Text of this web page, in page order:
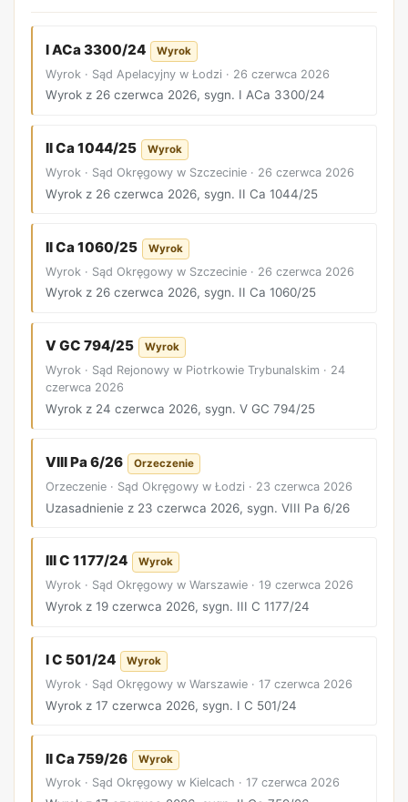
I ACa 3300/24 Wyrok
Wyrok · Sąd Apelacyjny w Łodzi · 26 czerwca 2026
Wyrok z 26 czerwca 2026, sygn. I ACa 3300/24
II Ca 1044/25 Wyrok
Wyrok · Sąd Okręgowy w Szczecinie · 26 czerwca 2026
Wyrok z 26 czerwca 2026, sygn. II Ca 1044/25
II Ca 1060/25 Wyrok
Wyrok · Sąd Okręgowy w Szczecinie · 26 czerwca 2026
Wyrok z 26 czerwca 2026, sygn. II Ca 1060/25
V GC 794/25 Wyrok
Wyrok · Sąd Rejonowy w Piotrkowie Trybunalskim · 24
czerwca 2026
Wyrok z 24 czerwca 2026, sygn. V GC 794/25
VIII Pa 6/26 Orzeczenie
Orzeczenie · Sąd Okręgowy w Łodzi · 23 czerwca 2026
Uzasadnienie z 23 czerwca 2026, sygn. VIII Pa 6/26
III C 1177/24 Wyrok
Wyrok · Sąd Okręgowy w Warszawie · 19 czerwca 2026
Wyrok z 19 czerwca 2026, sygn. III C 1177/24
I C 501/24 Wyrok
Wyrok · Sąd Okręgowy w Warszawie · 17 czerwca 2026
Wyrok z 17 czerwca 2026, sygn. I C 501/24
II Ca 759/26 Wyrok
Wyrok · Sąd Okręgowy w Kielcach · 17 czerwca 2026